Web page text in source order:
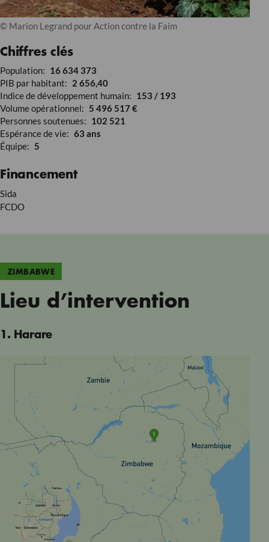
© Marion Legrand pour Action contre la Faim
Chiffres clés
Population: 16 634 373
PIB par habitant: 2 656,40
Indice de développement humain: 153 / 193
Volume opérationnel: 5 496 517 €
Personnes soutenues: 102 521
Espérance de vie: 63 ans
Équipe: 5
Financement
Sida
FCDO
ZIMBABWE
Lieu d’intervention
1. Harare